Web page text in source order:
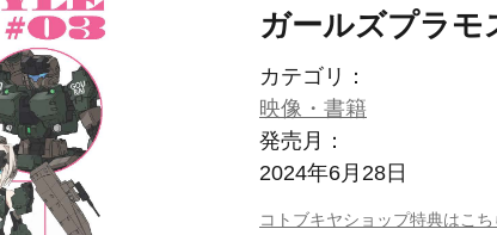
ガールズプラモ
カテゴリ：
映像・書籍
発売月：
2024年6月28日
コトブキヤショップ特典はこち